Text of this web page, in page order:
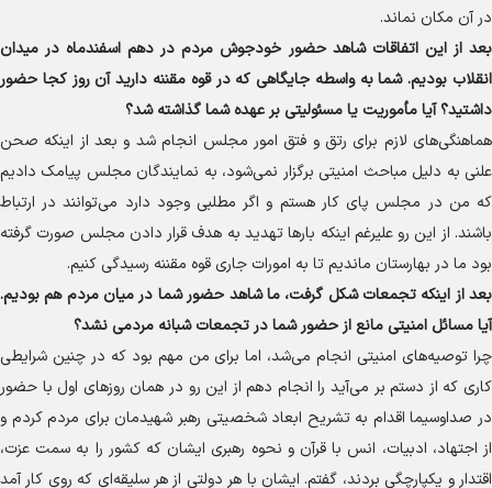
در آن مکان نماند.
بعد از این اتفاقات شاهد حضور خودجوش مردم در دهم اسفندماه در میدان
انقلاب بودیم. شما به واسطه جایگاهی که در قوه مقننه دارید آن روز کجا حضور
داشتید؟ آیا مأموریت یا مسئولیتی بر عهده شما گذاشته شد؟
هماهنگی‌های لازم برای رتق و فتق امور مجلس انجام شد و بعد از اینکه صحن
علنی به دلیل مباحث امنیتی برگزار نمی‌شود، به نمایندگان مجلس پیامک دادیم
که من در مجلس پای کار هستم و اگر مطلبی وجود دارد می‌توانند در ارتباط
باشند. از این رو علیرغم اینکه بار‌ها تهدید به هدف قرار دادن مجلس صورت گرفته
بود ما در بهارستان ماندیم تا به امورات جاری قوه مقننه رسیدگی کنیم.
بعد از اینکه تجمعات شکل گرفت، ما شاهد حضور شما در میان مردم هم بودیم.
آیا مسائل امنیتی مانع از حضور شما در تجمعات شبانه مردمی نشد؟
چرا توصیه‌های امنیتی انجام می‌شد، اما برای من مهم بود که در چنین شرایطی
کاری که از دستم بر می‌آید را انجام دهم از این رو در همان روز‌های اول با حضور
در صداوسیما اقدام به تشریح ابعاد شخصیتی رهبر شهیدمان برای مردم کردم و
از اجتهاد، ادبیات، انس با قرآن و نحوه رهبری ایشان که کشور را به سمت عزت،
اقتدار و یکپارچگی بردند، گفتم. ایشان با هر دولتی از هر سلیقه‌ای که روی کار آمد